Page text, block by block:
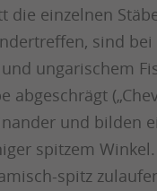
die einzelnen
sind bei
ungarischem
abgeschrägt
und bilden
spitzem Winkel.
spitz